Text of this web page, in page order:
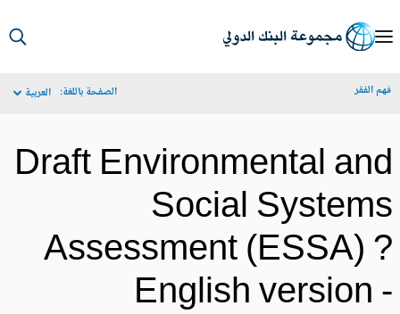
الفقر الصفحة باللغة: العربية
Draft Environmental
Social
Assessment (ESSA)
English version